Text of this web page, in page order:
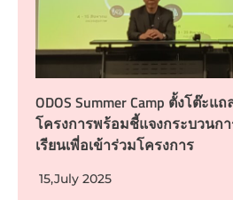
ODOS Summer Camp ตั้งโต๊ะ
โครงการพร้อมชี้แจงกระบวนก
เรียนเพี่อเข้าร่วมโครงการ
15,July 2025